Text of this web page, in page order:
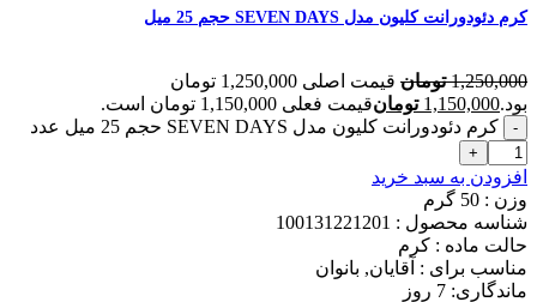
کرم دئودورانت کلیون مدل SEVEN DAYS حجم 25 میل
1,250,000 تومان
قیمت اصلی 1,250,000 تومان
بود.1,150,000 تومانقیمت فعلی 1,150,000 تومان است.
کرم دئودورانت کلیون مدل SEVEN DAYS حجم 25 میل عدد
افزودن به سبد خرید
وزن : 50
گرم
شناسه محصول : 100131221201
حالت ماده : کرم
مناسب برای : آقایان, بانوان
ماندگاری: 7
روز